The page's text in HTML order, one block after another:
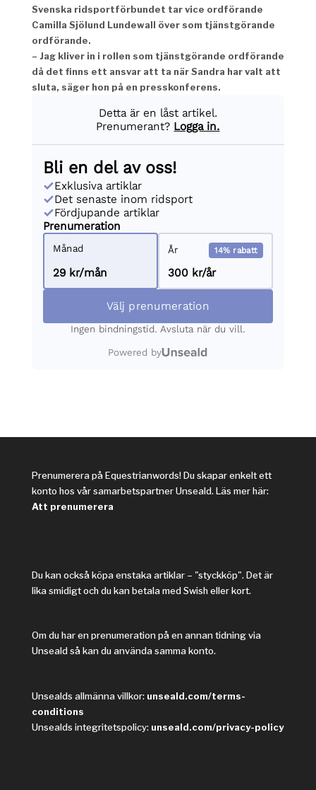
Svenska ridsportförbundet tar vice ordförande
Camilla Sjölund Lundewall över som tjänstgörande
ordförande.
– Jag kliver in i rollen som tjänstgörande ordförande
då det finns ett ansvar att ta när Sandra har valt att
sluta, säger hon på en presskonferens.
Prenumerera på Equestrianwords! Du skapar enkelt ett
konto hos vår samarbetspartner Unseald. Läs mer här:
Att prenumerera
Du kan också köpa enstaka artiklar – "styckköp". Det är
lika smidigt och du kan betala med Swish eller kort.
Om du har en prenumeration på en annan tidning via
Unseald så kan du använda samma konto.
Unsealds allmänna villkor: unseald.com/terms-
conditions
Unsealds integritetspolicy: unseald.com/privacy-policy